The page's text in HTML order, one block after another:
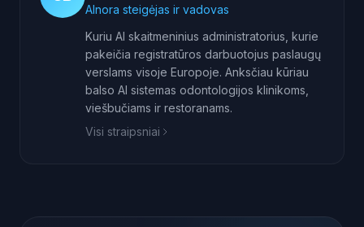
AInora steigėjas ir vadovas
Kuriu AI skaitmeninius administratorius, kurie
pakeičia registratūros darbuotojus paslaugų
verslams visoje Europoje. Anksčiau kūriau
balso AI sistemas odontologijos klinikoms,
viešbučiams ir restoranams.
Visi straipsniai